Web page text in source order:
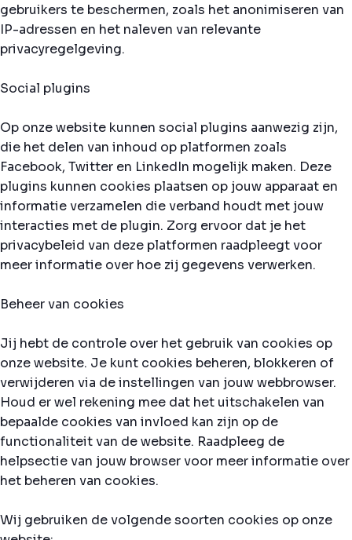
gebruikers te beschermen, zoals het anonimiseren van
IP-adressen en het naleven van relevante
privacyregelgeving.
Social plugins
Op onze website kunnen social plugins aanwezig zijn,
die het delen van inhoud op platformen zoals
Facebook, Twitter en LinkedIn mogelijk maken. Deze
plugins kunnen cookies plaatsen op jouw apparaat en
informatie verzamelen die verband houdt met jouw
interacties met de plugin. Zorg ervoor dat je het
privacybeleid van deze platformen raadpleegt voor
meer informatie over hoe zij gegevens verwerken.
Beheer van cookies
Jij hebt de controle over het gebruik van cookies op
onze website. Je kunt cookies beheren, blokkeren of
verwijderen via de instellingen van jouw webbrowser.
Houd er wel rekening mee dat het uitschakelen van
bepaalde cookies van invloed kan zijn op de
functionaliteit van de website. Raadpleeg de
helpsectie van jouw browser voor meer informatie over
het beheren van cookies.
Wij gebruiken de volgende soorten cookies op onze